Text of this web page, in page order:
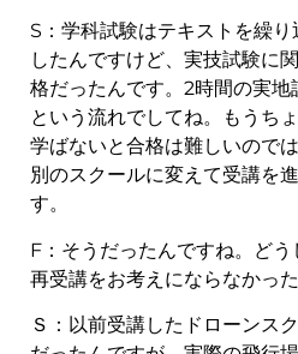
S：学科試験はテキストを繰
したんですけど、実技試験に
格だったんです。2時間の実
という流れでしてね。もうち
学ばないと合格は難しいので
別のスクールに変えて受講を
す。
F：そうだったんですね。ど
再受講をお考えにならなかっ
Ｓ：以前受講したドローンス